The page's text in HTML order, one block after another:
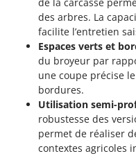
de la carcasse
des arbres. La
facilite l’entretien
Espaces verts et
du broyeur par
une coupe précise
bordures.
Utilisation semi-
robustesse des
permet de réaliser
contextes agricoles